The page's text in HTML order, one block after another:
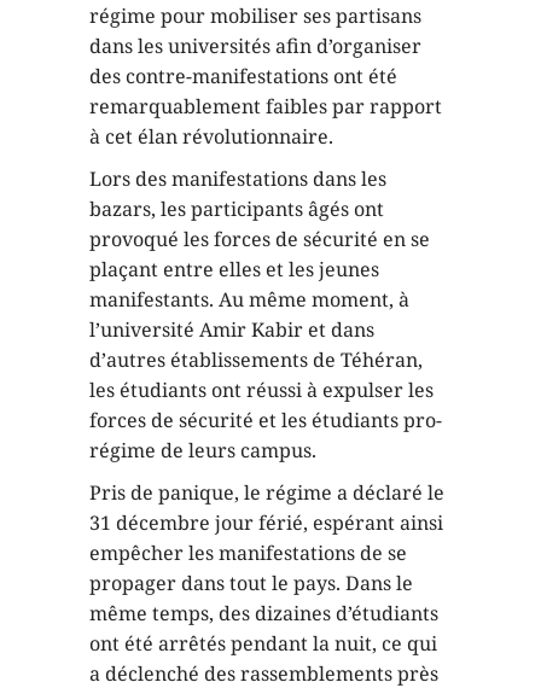
régime pour mobiliser ses partisans
dans les universités afin d’organiser
des contre-manifestations ont été
remarquablement faibles par rapport
à cet élan révolutionnaire.
Lors des manifestations dans les
bazars, les participants âgés ont
provoqué les forces de sécurité en se
plaçant entre elles et les jeunes
manifestants. Au même moment, à
l’université Amir Kabir et dans
d’autres établissements de Téhéran,
les étudiants ont réussi à expulser les
forces de sécurité et les étudiants pro-
régime de leurs campus.
Pris de panique, le régime a déclaré le
31 décembre jour férié, espérant ainsi
empêcher les manifestations de se
propager dans tout le pays. Dans le
même temps, des dizaines d’étudiants
ont été arrêtés pendant la nuit, ce qui
a déclenché des rassemblements près